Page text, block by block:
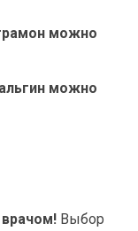
можно
можно
врачом! Выбор